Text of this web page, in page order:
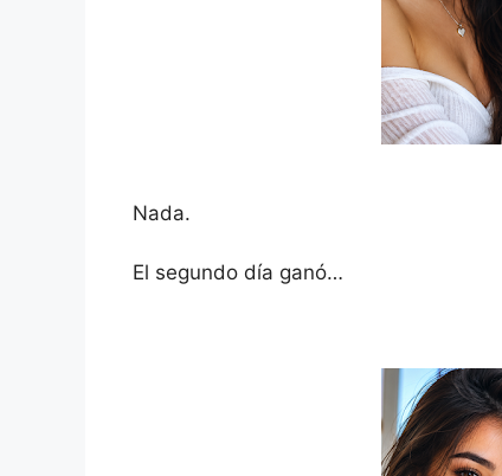
Nada.
El segundo día ganó…